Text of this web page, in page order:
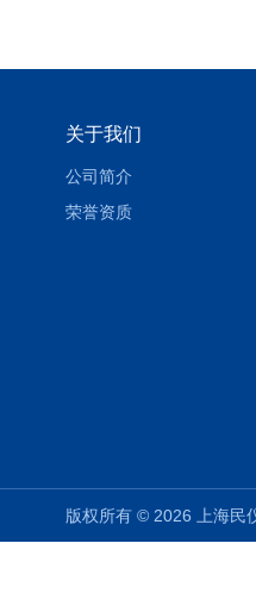
关于我们
公司简介
荣誉资质
版权所有 © 2026 上海